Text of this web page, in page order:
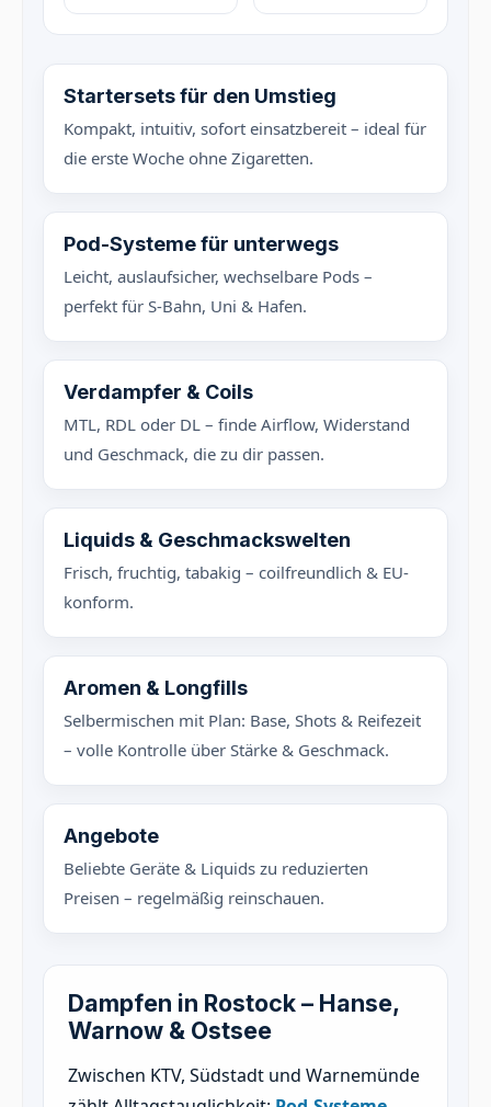
Startersets für den Umstieg
Kompakt, intuitiv, sofort einsatzbereit – ideal für
die erste Woche ohne Zigaretten.
Pod-Systeme für unterwegs
Leicht, auslaufsicher, wechselbare Pods –
perfekt für S-Bahn, Uni & Hafen.
Verdampfer & Coils
MTL, RDL oder DL – finde Airflow, Widerstand
und Geschmack, die zu dir passen.
Liquids & Geschmackswelten
Frisch, fruchtig, tabakig – coilfreundlich & EU-
konform.
Aromen & Longfills
Selbermischen mit Plan: Base, Shots & Reifezeit
– volle Kontrolle über Stärke & Geschmack.
Angebote
Beliebte Geräte & Liquids zu reduzierten
Preisen – regelmäßig reinschauen.
Dampfen in Rostock – Hanse,
Warnow & Ostsee
Zwischen KTV, Südstadt und Warnemünde